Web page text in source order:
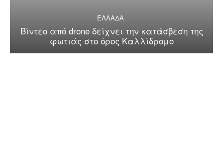
ΕΛΛΑΔΑ
Βίντεο από drone δείχνει την κατάσβεση της
φωτιάς στο όρος Καλλίδρομο